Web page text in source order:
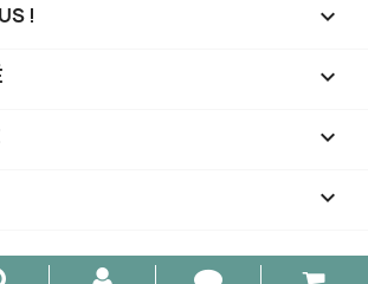
! 


keyboard_arrow_down
- Tous droits réservés.